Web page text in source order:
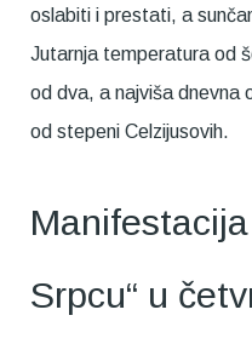
oslabiti i prestati, a
Jutarnja temperatura od
od dva, a najviša dnevna
od stepeni Celzijusovih.
Srpcu“ u